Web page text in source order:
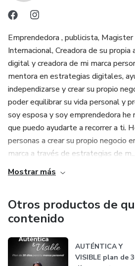
Emprendedora , publicista,
Internacional, Creadora de su
digital y creadora de mi marca
mentora en estrategias digitales,
independizarse y crear su propio
poder equilibrar su vida personal y
soy esposa y soy emprendedora he
que puedo ayudarte a recorrer a ti.
personas a crear su propio negocio
marca a través de estrategias de m...
Mostrar más
Otros productos de
contenido
AUTÉNTICA Y
VISIBLE plan de